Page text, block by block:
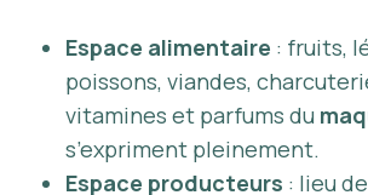
Espace alimentaire : fruits,
poissons, viandes,
vitamines et parfums du
s’expriment pleinement.
Espace producteurs : lieu